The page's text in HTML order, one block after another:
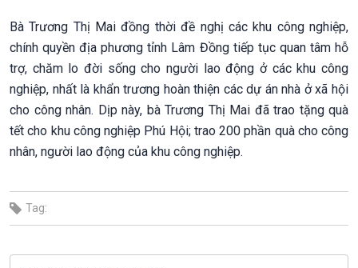
Bà Trương Thị Mai đồng thời đề nghị các khu công nghiệp,
chính quyền địa phương tỉnh Lâm Đồng tiếp tục quan tâm hỗ
trợ, chăm lo đời sống cho người lao động ở các khu công
nghiệp, nhất là khẩn trương hoàn thiện các dự án nhà ở xã hội
cho công nhân. Dịp này, bà Trương Thị Mai đã trao tặng quà
tết cho khu công nghiệp Phú Hội; trao 200 phần quà cho công
nhân, người lao động của khu công nghiệp.
Tag: